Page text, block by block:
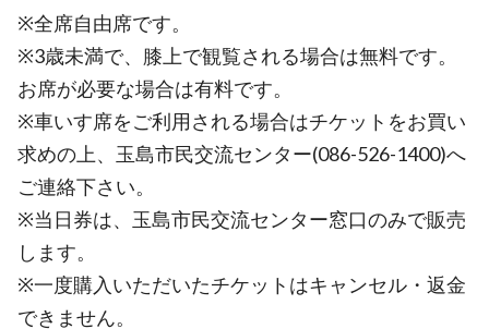
※全席自由席です。
※3歳未満で、膝上で観覧される場合は無料です。
お席が必要な場合は有料です。
※車いす席をご利用される場合はチケットをお買い
求めの上、玉島市民交流センター(086-526-1400)へ
ご連絡下さい。
※当日券は、玉島市民交流センター窓口のみで販売
します。
※一度購入いただいたチケットはキャンセル・返金
できません。